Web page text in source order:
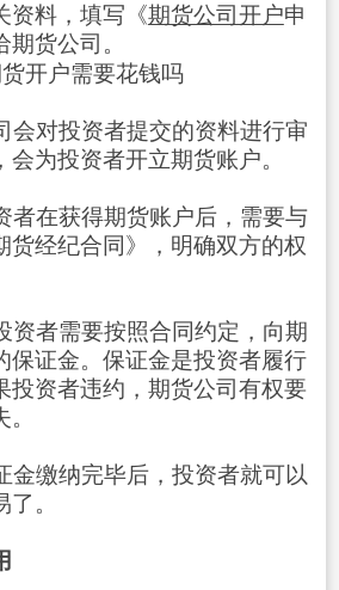
资料，填写《期货公司开户申
货公司。
会对投资者提交的资料进行审
为投资者开立期货账户。
者在获得期货账户后，需要与
货经纪合同》，明确双方的权
资者需要按照合同约定，向期
保证金。保证金是投资者履行
投资者违约，期货公司有权要
金缴纳完毕后，投资者就可以
。